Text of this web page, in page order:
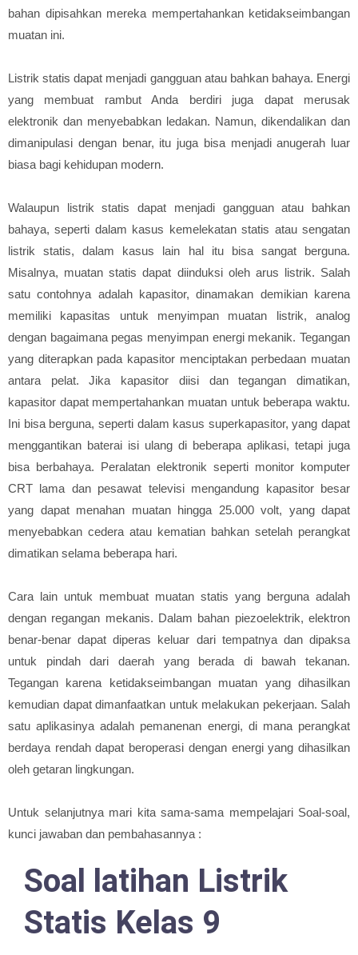
bahan dipisahkan mereka mempertahankan ketidakseimbangan
muatan ini.
Listrik statis dapat menjadi gangguan atau bahkan bahaya. Energi
yang membuat rambut Anda berdiri juga dapat merusak
elektronik dan menyebabkan ledakan. Namun, dikendalikan dan
dimanipulasi dengan benar, itu juga bisa menjadi anugerah luar
biasa bagi kehidupan modern.
Walaupun listrik statis dapat menjadi gangguan atau bahkan
bahaya, seperti dalam kasus kemelekatan statis atau sengatan
listrik statis, dalam kasus lain hal itu bisa sangat berguna.
Misalnya, muatan statis dapat diinduksi oleh arus listrik. Salah
satu contohnya adalah kapasitor, dinamakan demikian karena
memiliki kapasitas untuk menyimpan muatan listrik, analog
dengan bagaimana pegas menyimpan energi mekanik. Tegangan
yang diterapkan pada kapasitor menciptakan perbedaan muatan
antara pelat. Jika kapasitor diisi dan tegangan dimatikan,
kapasitor dapat mempertahankan muatan untuk beberapa waktu.
Ini bisa berguna, seperti dalam kasus superkapasitor, yang dapat
menggantikan baterai isi ulang di beberapa aplikasi, tetapi juga
bisa berbahaya. Peralatan elektronik seperti monitor komputer
CRT lama dan pesawat televisi mengandung kapasitor besar
yang dapat menahan muatan hingga 25.000 volt, yang dapat
menyebabkan cedera atau kematian bahkan setelah perangkat
dimatikan selama beberapa hari.
Cara lain untuk membuat muatan statis yang berguna adalah
dengan regangan mekanis. Dalam bahan piezoelektrik, elektron
benar-benar dapat diperas keluar dari tempatnya dan dipaksa
untuk pindah dari daerah yang berada di bawah tekanan.
Tegangan karena ketidakseimbangan muatan yang dihasilkan
kemudian dapat dimanfaatkan untuk melakukan pekerjaan. Salah
satu aplikasinya adalah pemanenan energi, di mana perangkat
berdaya rendah dapat beroperasi dengan energi yang dihasilkan
oleh getaran lingkungan.
Untuk selanjutnya mari kita sama-sama mempelajari Soal-soal,
kunci jawaban dan pembahasannya :
Soal latihan Listrik
Statis Kelas 9